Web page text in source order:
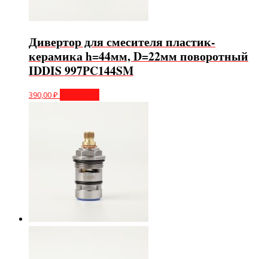
Дивертор для смесителя пластик-
керамика h=44мм, D=22мм поворотный
IDDIS 997PC144SM
390,00₽